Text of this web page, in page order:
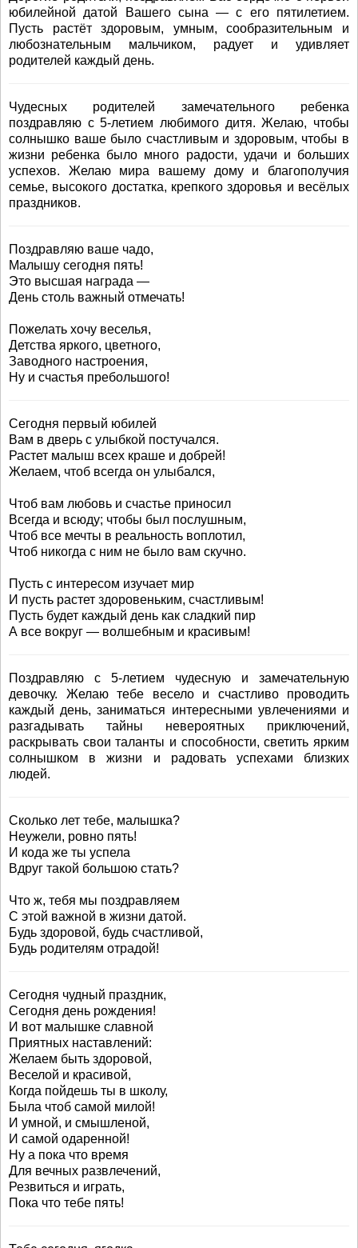
юбилейной датой Вашего сына — с его пятилетием.
Пусть растёт здоровым, умным, сообразительным и
любознательным мальчиком, радует и удивляет
родителей каждый день.
Чудесных родителей замечательного ребенка
поздравляю с 5-летием любимого дитя. Желаю, чтобы
солнышко ваше было счастливым и здоровым, чтобы в
жизни ребенка было много радости, удачи и больших
успехов. Желаю мира вашему дому и благополучия
семье, высокого достатка, крепкого здоровья и весёлых
праздников.
Поздравляю ваше чадо,
Малышу сегодня пять!
Это высшая награда —
День столь важный отмечать!
Пожелать хочу веселья,
Детства яркого, цветного,
Заводного настроения,
Ну и счастья пребольшого!
Сегодня первый юбилей
Вам в дверь с улыбкой постучался.
Растет малыш всех краше и добрей!
Желаем, чтоб всегда он улыбался,
Чтоб вам любовь и счастье приносил
Всегда и всюду; чтобы был послушным,
Чтоб все мечты в реальность воплотил,
Чтоб никогда с ним не было вам скучно.
Пусть с интересом изучает мир
И пусть растет здоровеньким, счастливым!
Пусть будет каждый день как сладкий пир
А все вокруг — волшебным и красивым!
Поздравляю с 5-летием чудесную и замечательную
девочку. Желаю тебе весело и счастливо проводить
каждый день, заниматься интересными увлечениями и
разгадывать тайны невероятных приключений,
раскрывать свои таланты и способности, светить ярким
солнышком в жизни и радовать успехами близких
людей.
Сколько лет тебе, малышка?
Неужели, ровно пять!
И кода же ты успела
Вдруг такой большою стать?
Что ж, тебя мы поздравляем
С этой важной в жизни датой.
Будь здоровой, будь счастливой,
Будь родителям отрадой!
Сегодня чудный праздник,
Сегодня день рождения!
И вот малышке славной
Приятных наставлений:
Желаем быть здоровой,
Веселой и красивой,
Когда пойдешь ты в школу,
Была чтоб самой милой!
И умной, и смышленой,
И самой одаренной!
Ну а пока что время
Для вечных развлечений,
Резвиться и играть,
Пока что тебе пять!